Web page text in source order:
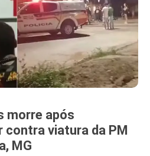
morre após
viatura da PM
MG